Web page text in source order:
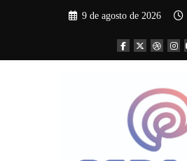
9 de agosto de 2026